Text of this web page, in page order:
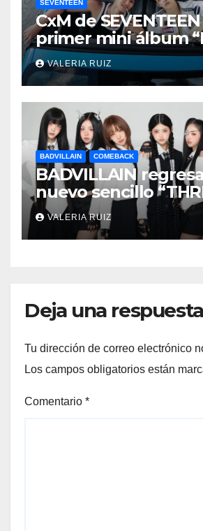
SEVENTEEN
CxM de
primer mini álbum
VIBES”
VALERIA RUIZ
BADVILLAIN COMEBACK
BADVILLAIN
nuevo sencillo
VALERIA RUIZ
Deja una respuesta
Tu dirección de correo electrónico
Los campos obligatorios están
Comentario *